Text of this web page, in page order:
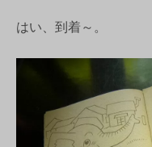
はい、到着～。